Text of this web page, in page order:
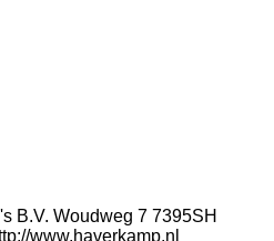
B.V. Woudweg 7 7395SH
www.haverkamp.nl